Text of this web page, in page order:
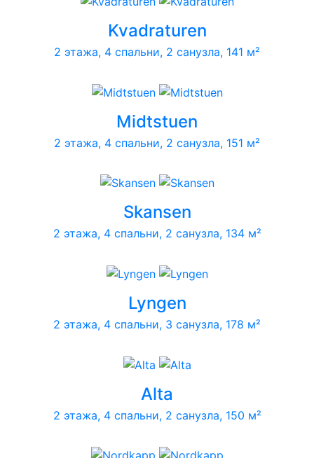
Kvadraturen
2 этажа, 4 спальни, 2 санузла, 141 м²
Midtstuen
2 этажа, 4 спальни, 2 санузла, 151 м²
Skansen
2 этажа, 4 спальни, 2 санузла, 134 м²
Lyngen
2 этажа, 4 спальни, 3 санузла, 178 м²
Alta
2 этажа, 4 спальни, 2 санузла, 150 м²